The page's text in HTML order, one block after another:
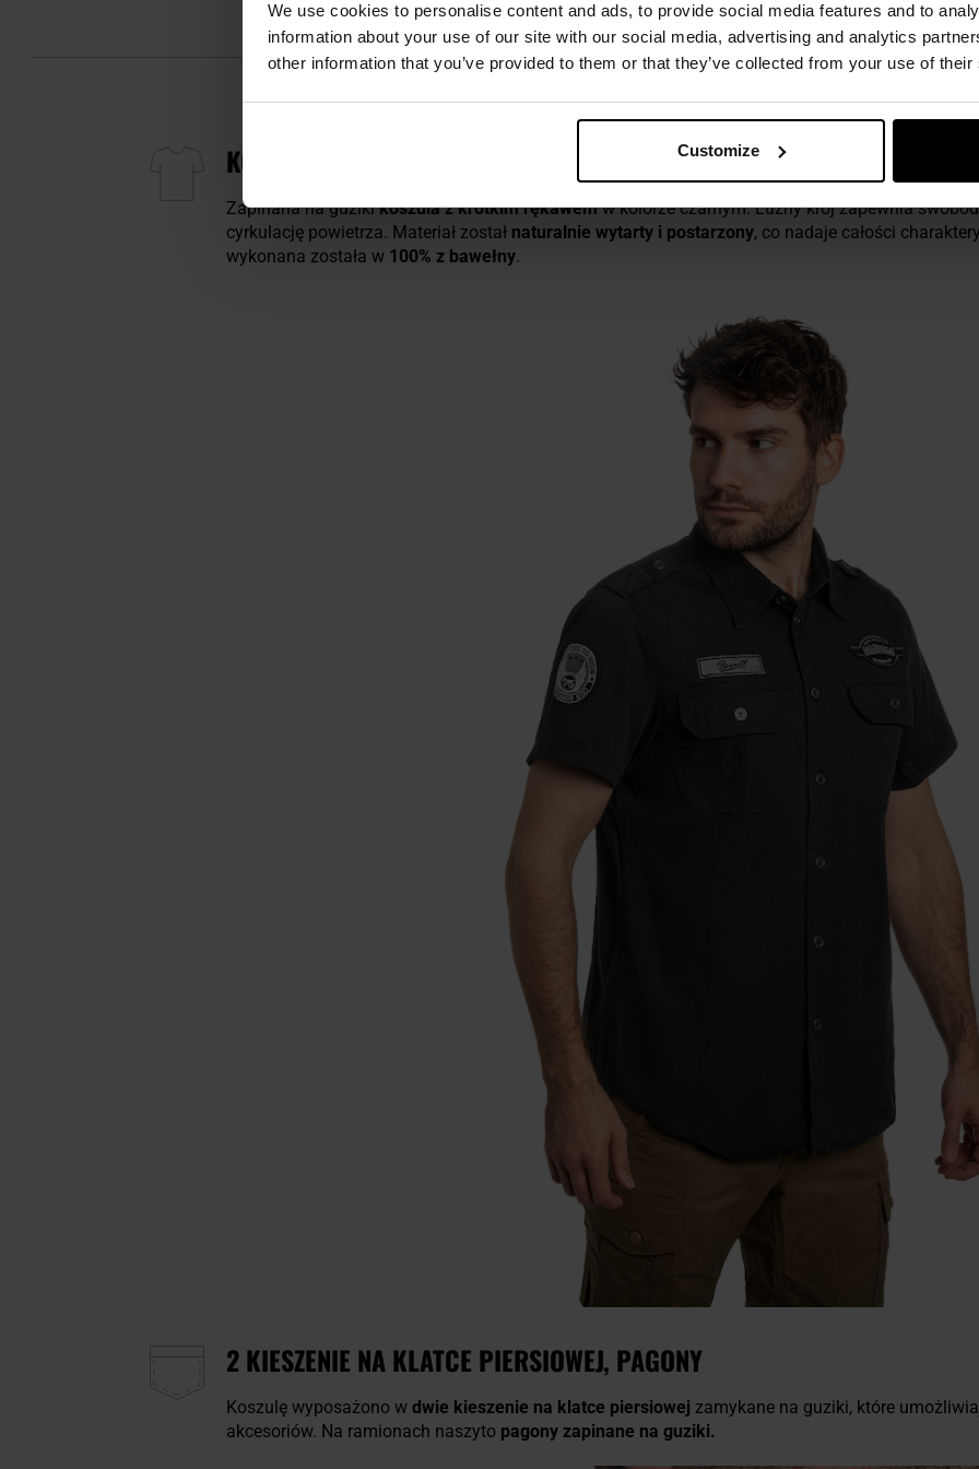
We use cookies to personalise content and ads, to provide social media features and to
information about your use of our site with our social media, advertising and analytics
other information that you’ve provided to them or that they’ve collected from your use of
Customize
KOSZULA BRANDIT LUIS VINTAGE SHORT SLEEVE - BLACK
Zapinana na guzikikoszula z krótkim rękawemw kolorze czarnym. Luźny krój zapewnia
cyrkulację powietrza. Materiał został naturalnie wytarty i postarzony, co nadaje całości
wykonana została w 100% z bawełny.
2 KIESZENIE NA KLATCE PIERSIOWEJ, PAGONY
Koszulę wyposażono w dwie kieszenie na klatce piersiowej zamykane na guziki, które
akcesoriów. Na ramionach naszyto pagony zapinane na guziki.